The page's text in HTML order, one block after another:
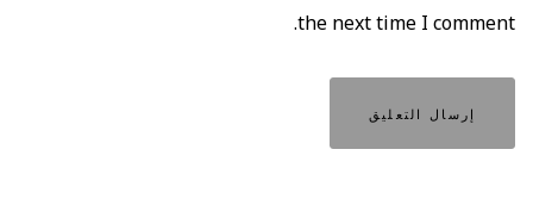
the next time I comment.